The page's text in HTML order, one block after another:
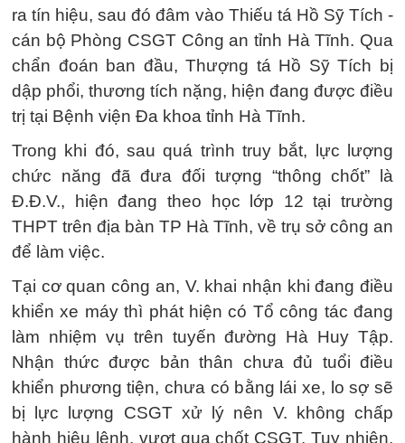
ra tín hiệu, sau đó đâm vào Thiếu tá Hồ Sỹ Tích -
cán bộ Phòng CSGT Công an tỉnh Hà Tĩnh. Qua
chẩn đoán ban đầu, Thượng tá Hồ Sỹ Tích bị
dập phổi, thương tích nặng, hiện đang được điều
trị tại Bệnh viện Đa khoa tỉnh Hà Tĩnh.
Trong khi đó, sau quá trình truy bắt, lực lượng
chức năng đã đưa đối tượng “thông chốt” là
Đ.Đ.V., hiện đang theo học lớp 12 tại trường
THPT trên địa bàn TP Hà Tĩnh, về trụ sở công an
để làm việc.
Tại cơ quan công an, V. khai nhận khi đang điều
khiển xe máy thì phát hiện có Tổ công tác đang
làm nhiệm vụ trên tuyến đường Hà Huy Tập.
Nhận thức được bản thân chưa đủ tuổi điều
khiển phương tiện, chưa có bằng lái xe, lo sợ sẽ
bị lực lượng CSGT xử lý nên V. không chấp
hành hiệu lệnh, vượt qua chốt CSGT. Tuy nhiên,